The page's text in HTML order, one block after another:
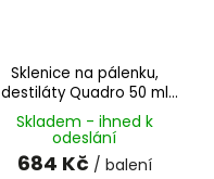
Sklenice na pálenku,
destiláty Quadro 50 ml
Crystal Bohemia, balení 6
ks.
Skladem - ihned k
odeslání
684 Kč / balení